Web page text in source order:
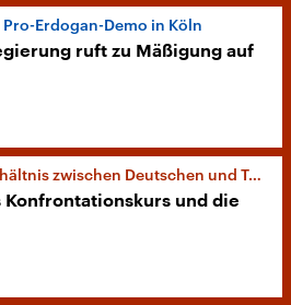
Pro-Erdogan-Demo in Köln
ruft zu Mäßigung auf
zwischen Deutschen und Türken
Konfrontationskurs und die